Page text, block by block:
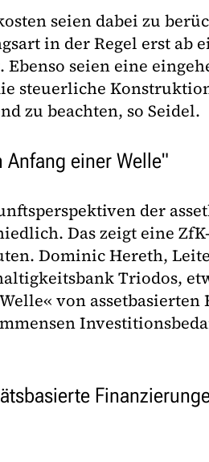
seien dabei zu
in der Regel erst ab
seien eine
steuerliche
zu beachten, so Seidel.
einer Welle"
der
Das zeigt eine
Dominic Hereth,
Triodos,
von